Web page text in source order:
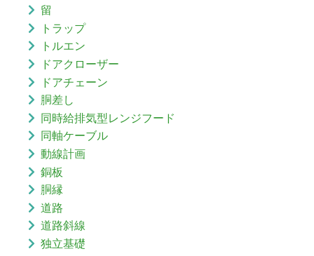
留
トラップ
トルエン
ドアクローザー
ドアチェーン
胴差し
同時給排気型レンジフード
同軸ケーブル
動線計画
銅板
胴縁
道路
道路斜線
独立基礎